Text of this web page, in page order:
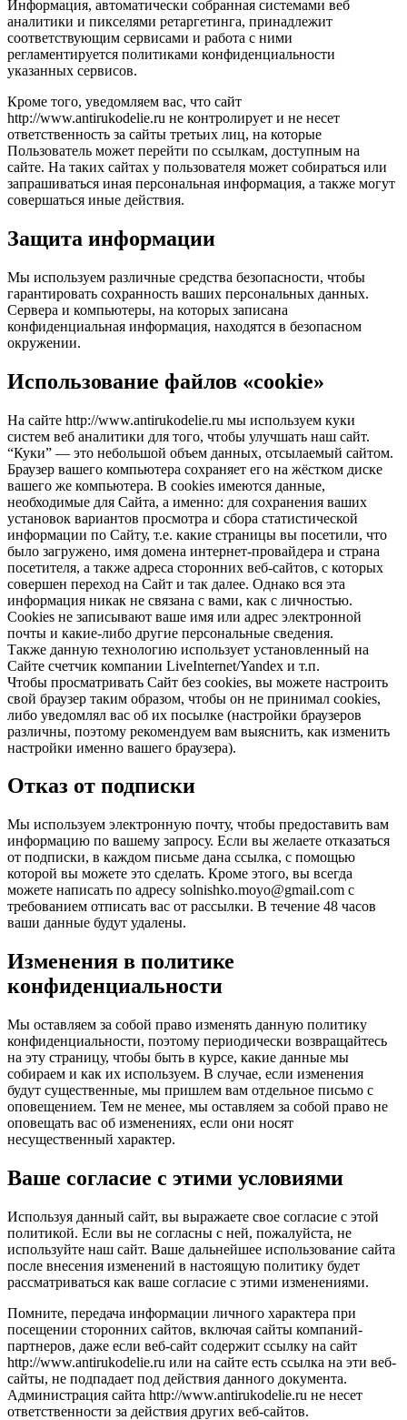
Информация, автоматически собранная системами веб
аналитики и пикселями ретаргетинга, принадлежит
соответствующим сервисами и работа с ними
регламентируется политиками конфиденциальности
указанных сервисов.
Кроме того, уведомляем вас, что сайт
http://www.antirukodelie.ru не контролирует и не несет
ответственность за сайты третьих лиц, на которые
Пользователь может перейти по ссылкам, доступным на
сайте. На таких сайтах у пользователя может собираться или
запрашиваться иная персональная информация, а также могут
совершаться иные действия.
Защита информации
Мы используем различные средства безопасности, чтобы
гарантировать сохранность ваших персональных данных.
Сервера и компьютеры, на которых записана
конфиденциальная информация, находятся в безопасном
окружении.
Использование файлов «cookie»
На сайте http://www.antirukodelie.ru мы используем куки
систем веб аналитики для того, чтобы улучшать наш сайт.
“Куки” — это небольшой объем данных, отсылаемый сайтом.
Браузер вашего компьютера сохраняет его на жёстком диске
вашего же компьютера. В cookies имеются данные,
необходимые для Сайта, а именно: для сохранения ваших
установок вариантов просмотра и сбора статистической
информации по Сайту, т.е. какие страницы вы посетили, что
было загружено, имя домена интернет-провайдера и страна
посетителя, а также адреса сторонних веб-сайтов, с которых
совершен переход на Сайт и так далее. Однако вся эта
информация никак не связана с вами, как с личностью.
Cookies не записывают ваше имя или адрес электронной
почты и какие-либо другие персональные сведения.
Также данную технологию использует установленный на
Сайте счетчик компании LiveInternet/Yandex и т.п.
Чтобы просматривать Сайт без cookies, вы можете настроить
свой браузер таким образом, чтобы он не принимал cookies,
либо уведомлял вас об их посылке (настройки браузеров
различны, поэтому рекомендуем вам выяснить, как изменить
настройки именно вашего браузера).
Отказ от подписки
Мы используем электронную почту, чтобы предоставить вам
информацию по вашему запросу. Если вы желаете отказаться
от подписки, в каждом письме дана ссылка, с помощью
которой вы можете это сделать. Кроме этого, вы всегда
можете написать по адресу solnishko.moyo@gmail.com с
требованием отписать вас от рассылки. В течение 48 часов
ваши данные будут удалены.
Изменения в политике
конфиденциальности
Мы оставляем за собой право изменять данную политику
конфиденциальности, поэтому периодически возвращайтесь
на эту страницу, чтобы быть в курсе, какие данные мы
собираем и как их используем. В случае, если изменения
будут существенные, мы пришлем вам отдельное письмо с
оповещением. Тем не менее, мы оставляем за собой право не
оповещать вас об изменениях, если они носят
несущественный характер.
Ваше согласие с этими условиями
Используя данный сайт, вы выражаете свое согласие с этой
политикой. Если вы не согласны с ней, пожалуйста, не
используйте наш сайт. Ваше дальнейшее использование сайта
после внесения изменений в настоящую политику будет
рассматриваться как ваше согласие с этими изменениями.
Помните, передача информации личного характера при
посещении сторонних сайтов, включая сайты компаний-
партнеров, даже если веб-сайт содержит ссылку на сайт
http://www.antirukodelie.ru или на сайте есть ссылка на эти веб-
сайты, не подпадает под действия данного документа.
Администрация сайта http://www.antirukodelie.ru не несет
ответственности за действия других веб-сайтов.